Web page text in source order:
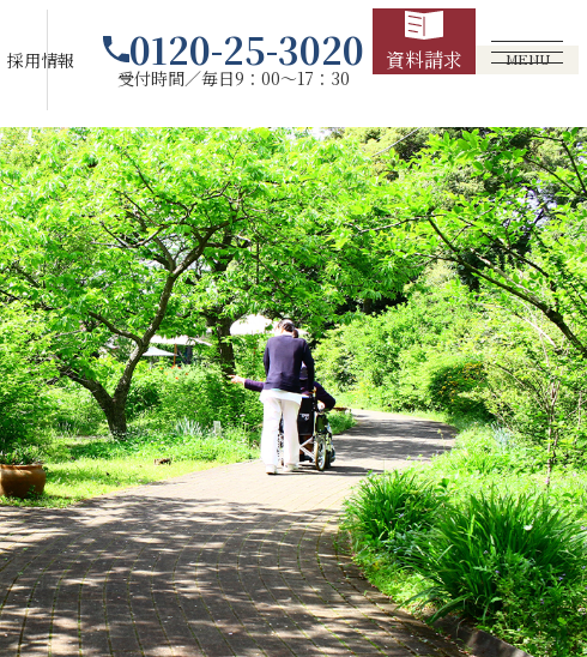
採用情報 0120-25-3020
受付時間／毎日9：00～17：30
資料請求 MENU